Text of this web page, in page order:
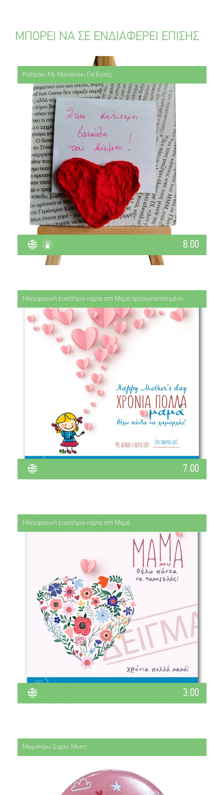
ΜΠΟΡΕΙ ΝΑ ΣΕ ΕΝΔΙΑΦΕΡΕΙ ΕΠΙΣΗΣ
Καδράκι Με Μανταλάκι Για Ευχές
8.00
Ηλεκτρονική ευχετήρια κάρτα στη Μαμά προσωποποιημένη
7.00
Ηλεκτρονική ευχετήρια κάρτα στη Μαμά
3.00
Μαγνητάκι Super Mom!